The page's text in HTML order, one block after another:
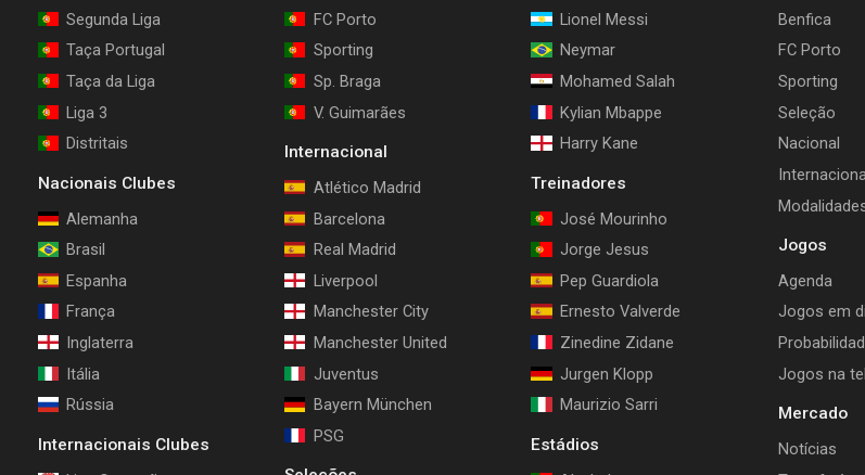
Segunda Liga
Taça Portugal
Taça da Liga
Liga 3
Distritais
Nacionais Clubes
Alemanha
Brasil
Espanha
França
Inglaterra
Itália
Rússia
Internacionais Clubes
FC Porto
Sporting
Sp. Braga
V. Guimarães
Internacional
Atlético Madrid
Barcelona
Real Madrid
Liverpool
Manchester City
Manchester United
Juventus
Bayern München
PSG
Lionel Messi
Neymar
Mohamed Salah
Kylian Mbappe
Harry Kane
Treinadores
José Mourinho
Jorge Jesus
Pep Guardiola
Ernesto Valverde
Zinedine Zidane
Jurgen Klopp
Maurizio Sarri
Estádios
Benfica
FC Porto
Sporting
Seleção
Nacional
Jogos
Agenda
Jogos em
Jogos na
Mercado
Notícias